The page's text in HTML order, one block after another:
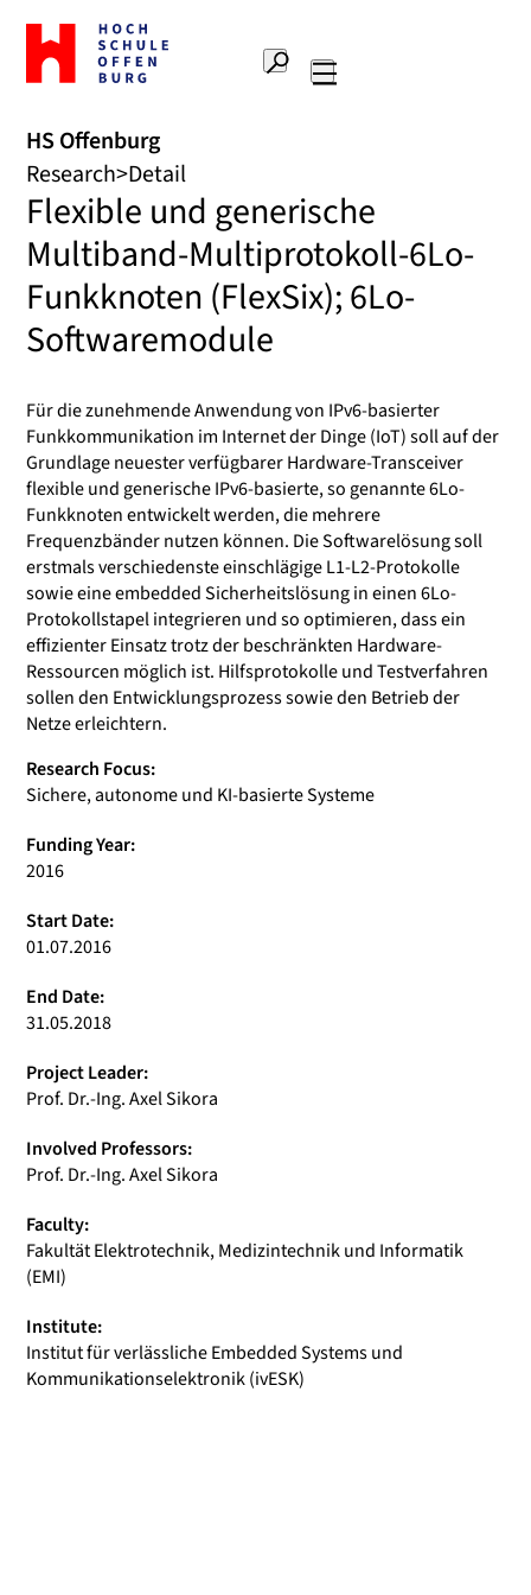
To
the
home
Offenburg
University
of
Applied
Sciences
Search
HS Offenburg
Research Detail
Flexible und generische
Multiband-Multiprotokoll-6Lo-
Funkknoten (FlexSix); 6Lo-
Softwaremodule
Für die zunehmende Anwendung von IPv6-basierter
Funkkommunikation im Internet der Dinge (IoT) soll auf der
Grundlage neuester verfügbarer Hardware-Transceiver
flexible und generische IPv6-basierte, so genannte 6Lo-
Funkknoten entwickelt werden, die mehrere
Frequenzbänder nutzen können. Die Softwarelösung soll
erstmals verschiedenste einschlägige L1-L2-Protokolle
sowie eine embedded Sicherheitslösung in einen 6Lo-
Protokollstapel integrieren und so optimieren, dass ein
effizienter Einsatz trotz der beschränkten Hardware-
Ressourcen möglich ist. Hilfsprotokolle und Testverfahren
sollen den Entwicklungsprozess sowie den Betrieb der
Netze erleichtern.
Research Focus:
Sichere, autonome und KI-basierte Systeme
Funding Year:
2016
Start Date:
01.07.2016
End Date:
31.05.2018
Project Leader:
Prof. Dr.-Ing. Axel Sikora
Involved Professors:
Prof. Dr.-Ing. Axel Sikora
Faculty:
Fakultät Elektrotechnik, Medizintechnik und Informatik
(EMI)
Institute:
Institut für verlässliche Embedded Systems und
Kommunikationselektronik (ivESK)